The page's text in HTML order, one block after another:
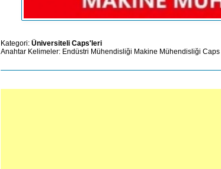
Kategori: Üniversiteli Caps'leri
Anahtar Kelimeler: Endüstri Mühendisliği Makine Mühendisliği Caps